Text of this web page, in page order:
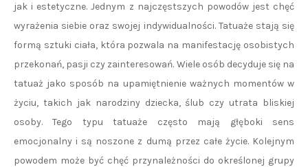
jak i estetyczne. Jednym z najczęstszych powodów jest chęć
wyrażenia siebie oraz swojej indywidualności. Tatuaże stają się
formą sztuki ciała, która pozwala na manifestację osobistych
przekonań, pasji czy zainteresowań. Wiele osób decyduje się na
tatuaż jako sposób na upamiętnienie ważnych momentów w
życiu, takich jak narodziny dziecka, ślub czy utrata bliskiej
osoby. Tego typu tatuaże często mają głęboki sens
emocjonalny i są noszone z dumą przez całe życie. Kolejnym
powodem może być chęć przynależności do określonej grupy